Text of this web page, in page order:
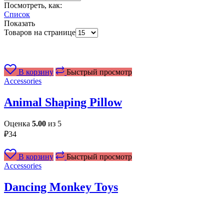
Посмотреть, как:
Список
Показать
Товаров на странице
В корзину
Быстрый просмотр
Accessories
Animal Shaping Pillow
Оценка 5.00 из 5
₽34
В корзину
Быстрый просмотр
Accessories
Dancing Monkey Toys